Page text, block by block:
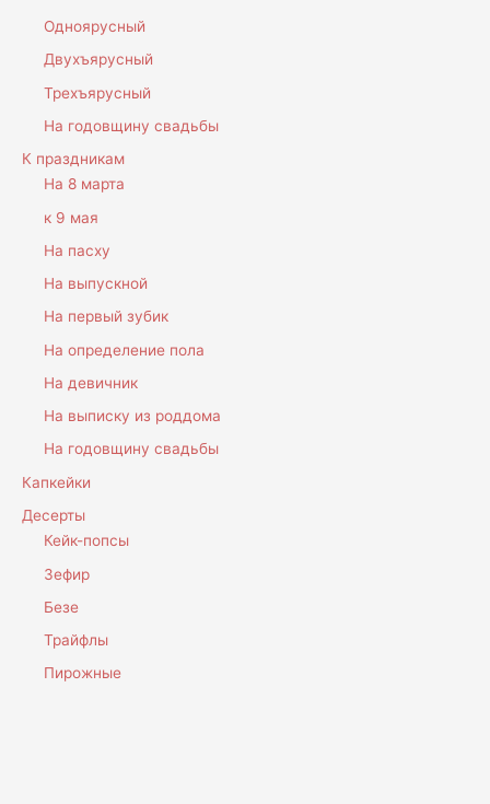
Одноярусный
Двухъярусный
Трехъярусный
На годовщину свадьбы
К праздникам
На 8 марта
к 9 мая
На пасху
На выпускной
На первый зубик
На определение пола
На девичник
На выписку из роддома
На годовщину свадьбы
Капкейки
Десерты
Кейк-попсы
Зефир
Безе
Трайфлы
Пирожные